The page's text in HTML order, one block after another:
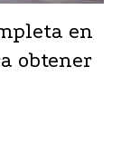
en
obtener